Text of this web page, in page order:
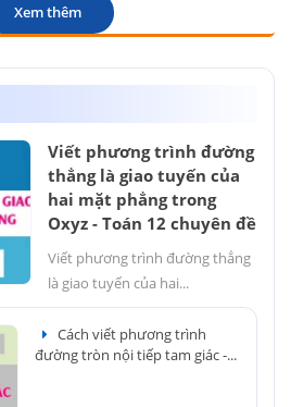
Xem thêm
Viết phương trình đường
thẳng là giao tuyến của
hai mặt phẳng trong
Oxyz - Toán 12 chuyên đề
Viết phương trình đường thẳng
là giao tuyến của hai...
Cách viết phương trình
đường tròn nội tiếp tam giác -...